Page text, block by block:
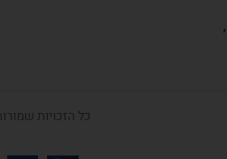
,
כל הזכויות